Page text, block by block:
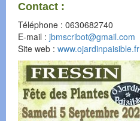
Contact :
Téléphone : 0630682740
E-mail : jbmscribot@gmail.com
Site web : www.ojardinpaisible.fr